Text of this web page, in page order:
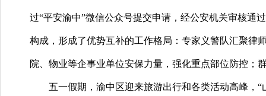
过“平安渝中”微信公众号提交申请，经公安机关审核通
构成，形成了优势互补的工作格局：专家义警队汇聚律
院、物业等企事业单位安保力量，强化重点部位防控；
五一假期，渝中区迎来旅游出行和各类活动高峰， “